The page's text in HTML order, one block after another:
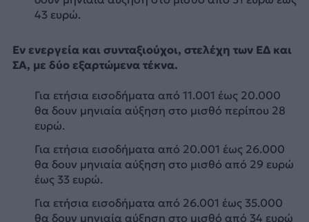
43 ευρώ.
Εν ενεργεία και συνταξιούχοι, στελέχη των ΕΔ και
ΣΑ, με δύο εξαρτώμενα τέκνα.
Για ετήσια εισοδήματα από 11.001 έως 20.000
θα δουν μηνιαία αύξηση στο μισθό περίπου 28
ευρώ.
Για ετήσια εισοδήματα από 20.001 έως 26.000
θα δουν μηνιαία αύξηση στο μισθό από 29 ευρώ
έως 33 ευρώ.
Για ετήσια εισοδήματα από 26.001 έως 35.000
θα δουν μηνιαία αύξηση στο μισθό από 34 ευρώ